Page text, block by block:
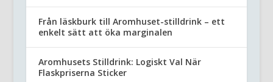
Från läskburk till Aromhuset-stilldrink – ett
enkelt sätt att öka marginalen
Aromhusets Stilldrink: Logiskt Val När
Flaskpriserna Sticker